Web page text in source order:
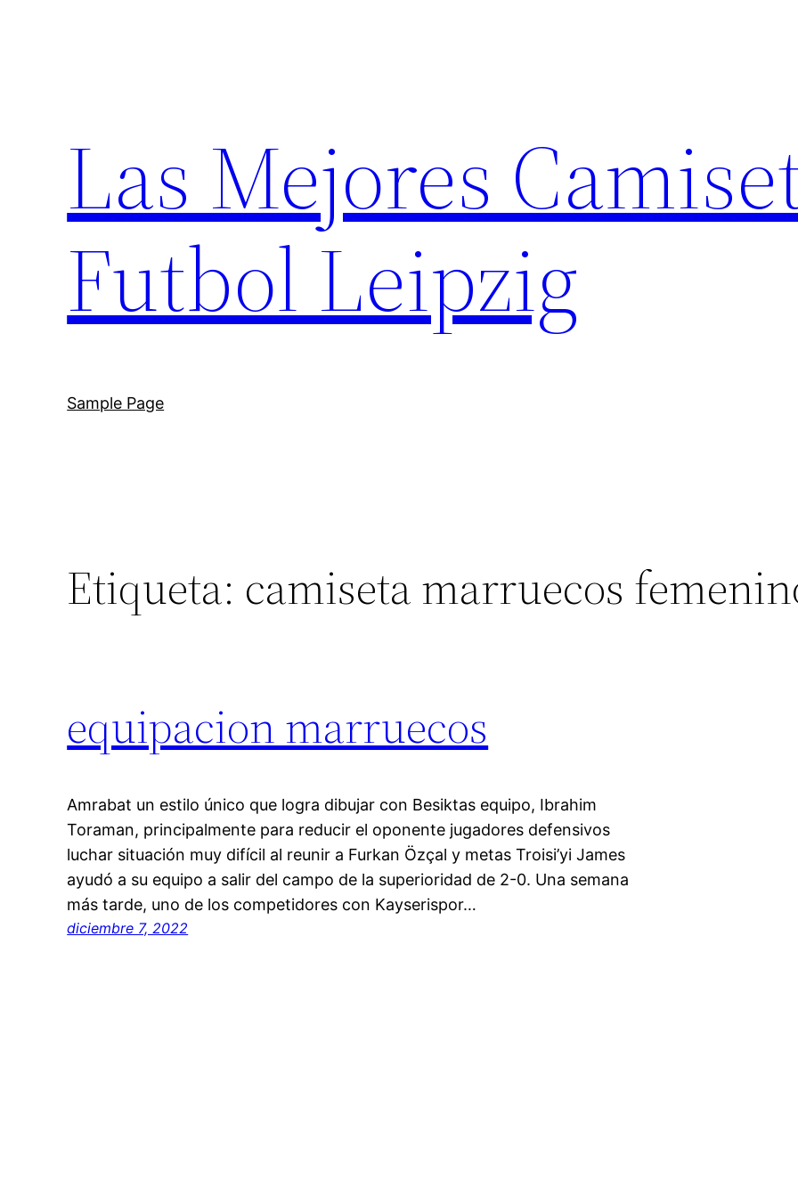
Las Mejores
Futbol Leipzig
Sample Page
Etiqueta: camiseta marruecos
equipacion marruecos
Amrabat un estilo único que logra dibujar con Besiktas equipo, Ibrahim
Toraman, principalmente para reducir el oponente jugadores defensivos
luchar situación muy difícil al reunir a Furkan Özçal y metas Troisi’yi James
ayudó a su equipo a salir del campo de la superioridad de 2-0. Una semana
más tarde, uno de los competidores con Kayserispor…
diciembre 7, 2022